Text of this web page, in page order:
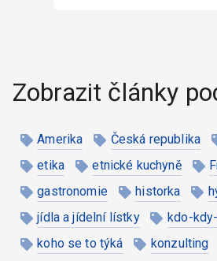
Zobrazit články
Amerika Česká republika
etika
etnické kuchyně
gastronomie
historka
jídla a jídelní lístky
kdo-
koho se to týká
konzulting